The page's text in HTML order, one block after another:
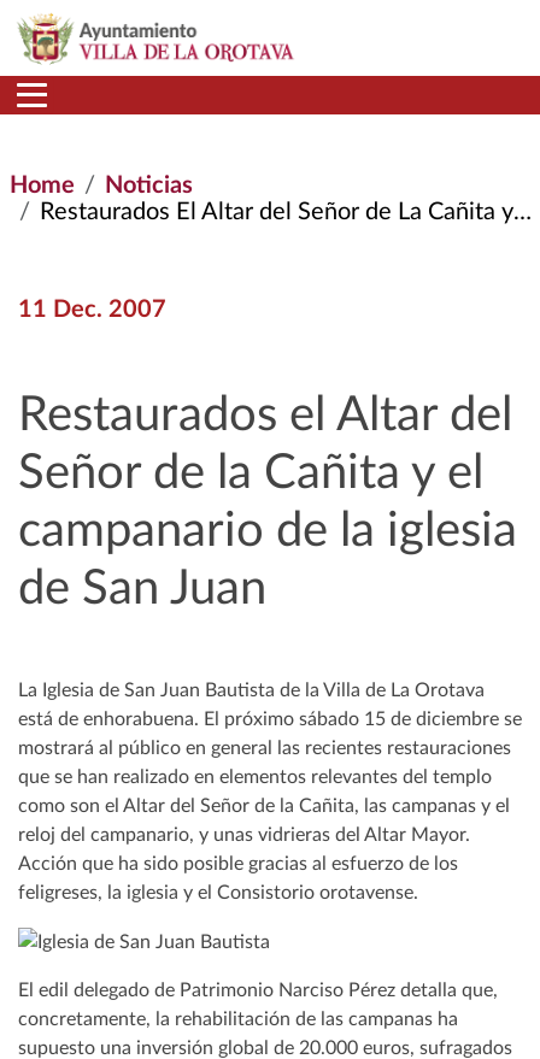
Skip to main content
Home
Noticias
Restaurados El Altar del Señor de La Cañita y El Campanario de La Iglesia de San Juan
11 Dec. 2007
Restaurados el Altar del
Señor de la Cañita y el
campanario de la iglesia
de San Juan
La Iglesia de San Juan Bautista de la Villa de La Orotava
está de enhorabuena. El próximo sábado 15 de diciembre se
mostrará al público en general las recientes restauraciones
que se han realizado en elementos relevantes del templo
como son el Altar del Señor de la Cañita, las campanas y el
reloj del campanario, y unas vidrieras del Altar Mayor.
Acción que ha sido posible gracias al esfuerzo de los
feligreses, la iglesia y el Consistorio orotavense.
El edil delegado de Patrimonio Narciso Pérez detalla que,
concretamente, la rehabilitación de las campanas ha
supuesto una inversión global de 20.000 euros, sufragados